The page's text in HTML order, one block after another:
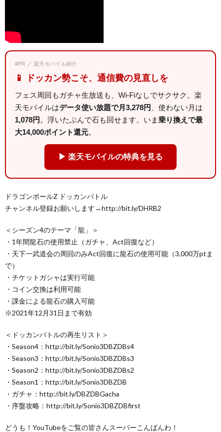
#PR ／ 楽天モバイル紹介
📱 ドッカン勢こそ、通信費の見直しを
フェス周回もガチャ生放送も、Wi-Fiなしでサクサク。楽
天モバイルはデータ使い放題で月3,278円
、使わない月は
1,078円 。浮いたぶんで石も回せます。いま乗り換えで最
大14,000ポイント還元。
▶ 楽天モバイルの特典を見る
ドラゴンボールZ ドッカンバトル
チャンネル登録お願いします→http://bit.ly/DHRB2
＜シーズン4のテーマ「龍」＞
・1年間龍石の使用禁止（ガチャ、Act回復など）
・天下一武道会の周回のみAct回復に龍石の使用可能（3,000万ptま
で）
・チケットガシャは実行可能
・コイン交換は利用可能
・課金による龍石の購入可能
※2021年12月31日まで有効
＜ドッカンバトルの再生リスト＞
・Season4：http://bit.ly/Sonio3DBZDBs4
・Season3：http://bit.ly/Sonio3DBZDBs3
・Season2：http://bit.ly/Sonio3DBZDBs2
・Season1：http://bit.ly/Sonio3DBZDB
・ガチャ：http://bit.ly/DBZDBGacha
・序盤攻略：http://bit.ly/Sonio3DBZDBfirst
どうも！YouTubeをご覧の皆さんスーパーこんばんわ！